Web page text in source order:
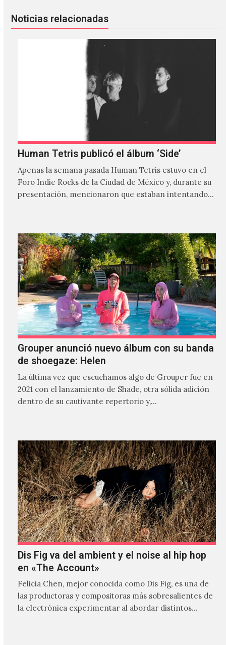
Noticias relacionadas
Human Tetris publicó el álbum ‘Side’
Apenas la semana pasada Human Tetris estuvo en el
Foro Indie Rocks de la Ciudad de México y, durante su
presentación, mencionaron que estaban intentando…
Grouper anunció nuevo álbum con su banda
de shoegaze: Helen
La última vez que escuchamos algo de Grouper fue en
2021 con el lanzamiento de Shade, otra sólida adición
dentro de su cautivante repertorio y,…
Dis Fig va del ambient y el noise al hip hop
en «The Account»
Felicia Chen, mejor conocida como Dis Fig, es una de
las productoras y compositoras más sobresalientes de
la electrónica experimentar al abordar distintos